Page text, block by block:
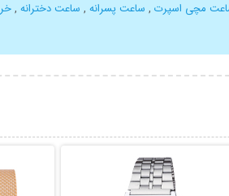
مچی اسپرت , ساعت پسرانه , ساعت دخترانه ,